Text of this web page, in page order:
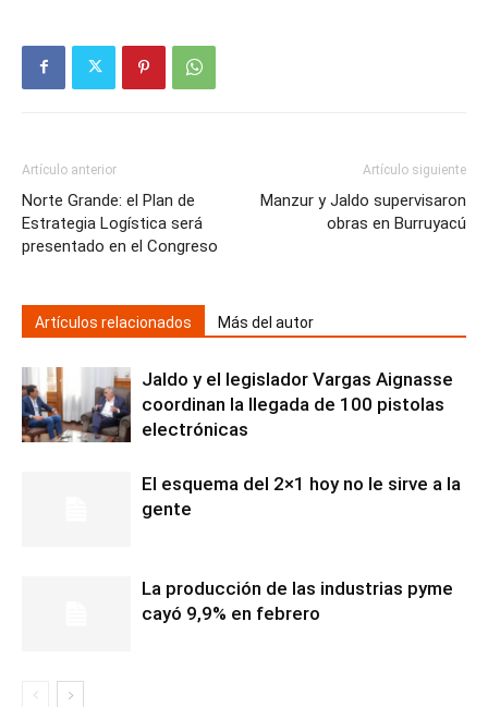
Artículo anterior
Norte Grande: el Plan de
Estrategia Logística será
presentado en el Congreso
Artículo siguiente
Manzur y Jaldo supervisaron
obras en Burruyacú
Artículos relacionados Más del autor
Jaldo y el legislador Vargas Aignasse
coordinan la llegada de 100 pistolas
electrónicas
El esquema del 2×1 hoy no le sirve a la
gente
La producción de las industrias pyme
cayó 9,9% en febrero